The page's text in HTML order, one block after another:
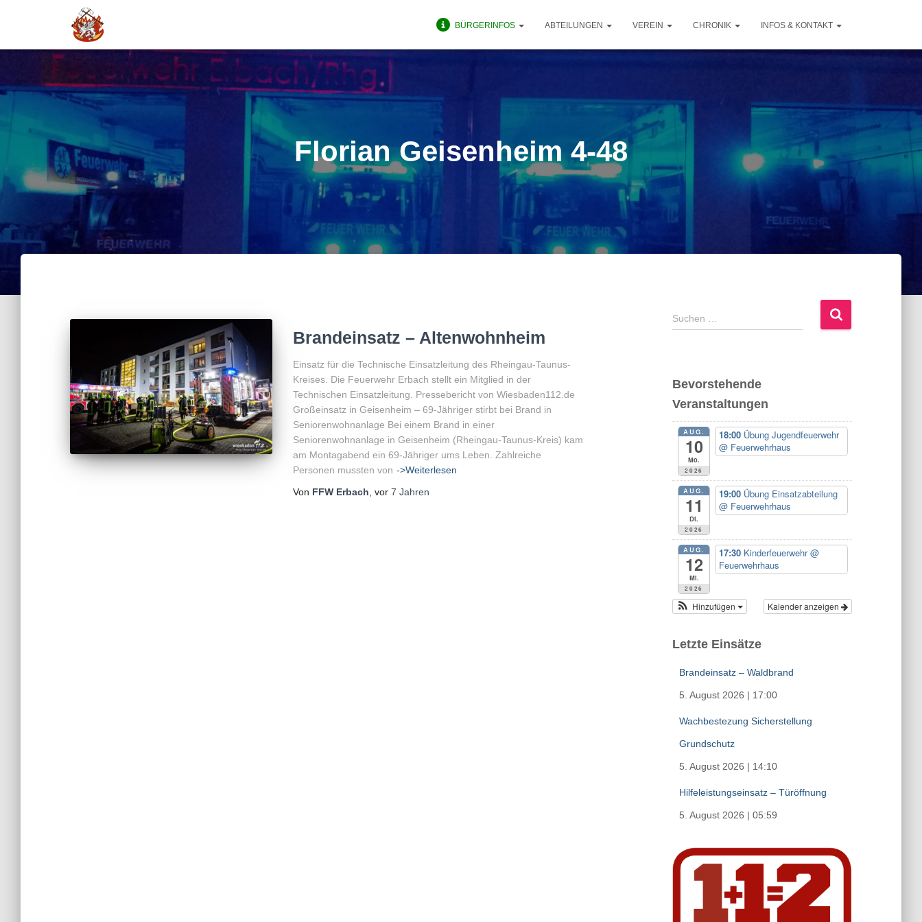
BÜRGERINFOS ABTEILUNGEN VEREIN CHRONIK INFOS & KONTAKT
Florian Geisenheim 4-48
Brandeinsatz – Altenwohnheim
Einsatz für die Technische Einsatzleitung des Rheingau-Taunus-
Kreises. Die Feuerwehr Erbach stellt ein Mitglied in der
Technischen Einsatzleitung. Pressebericht von Wiesbaden112.de
Großeinsatz in Geisenheim – 69-Jähriger stirbt bei Brand in
Seniorenwohnanlage Bei einem Brand in einer
Seniorenwohnanlage in Geisenheim (Rheingau-Taunus-Kreis) kam
am Montagabend ein 69-Jähriger ums Leben. Zahlreiche
Personen mussten von ->Weiterlesen
Von FFW Erbach , vor 7 Jahren
S
u
n
n
Suchen …
Bevorstehende
Veranstaltungen
AUG.
10
Mo.
2026
18:00 Übung Jugendfeuerwehr
@ Feuerwehrhaus
AUG.
11
Di.
2026
19:00 Übung Einsatzabteilung
@ Feuerwehrhaus
AUG.
12
Mi.
2026
17:30 Kinderfeuerwehr@
Feuerwehrhaus
Kalender anzeigen
Hinzufügen
Letzte Einsätze
Brandeinsatz – Waldbrand
5. August 2026 | 17:00
Wachbestezung Sicherstellung
Grundschutz
5. August 2026 | 14:10
Hilfeleistungseinsatz – Türöffnung
5. August 2026 | 05:59